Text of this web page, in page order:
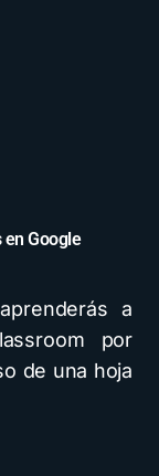
Google
a
por
de una hoja